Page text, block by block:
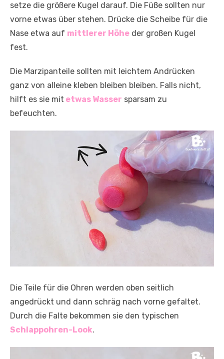
setze die größere Kugel darauf. Die Füße sollten nur
vorne etwas über stehen. Drücke die Scheibe für die
Nase etwa auf mittlerer Höhe der großen Kugel
fest.
Die Marzipanteile sollten mit leichtem Andrücken
ganz von alleine kleben bleiben bleiben. Falls nicht,
hilft es sie mit etwas Wasser sparsam zu
befeuchten.
Die Teile für die Ohren werden oben seitlich
angedrückt und dann schräg nach vorne gefaltet.
Durch die Falte bekommen sie den typischen
Schlappohren-Look.